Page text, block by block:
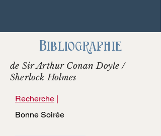
Bibliographie
de Sir Arthur Conan Doyle /
Sherlock Holmes
Recherche |
Bonne Soirée